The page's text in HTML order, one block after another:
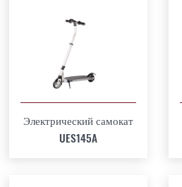
Электрический самокат
UES145A